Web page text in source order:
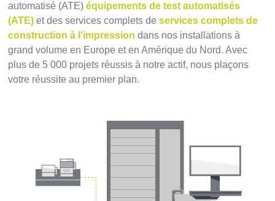
automatisé (ATE)équipements de test automatisés
(ATE) et des services complets deservices complets de
construction à l'impression dans nos installations à
grand volume en Europe et en Amérique du Nord. Avec
plus de 5 000 projets réussis à notre actif, nous plaçons
votre réussite au premier plan.